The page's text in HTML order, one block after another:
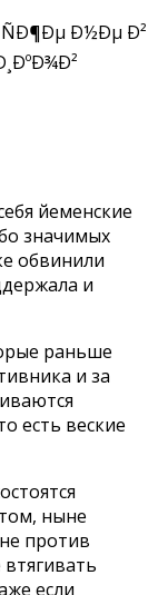
йеменские
значимых
обвинили
и
раньше
и за
есть веские
ныне
против
если